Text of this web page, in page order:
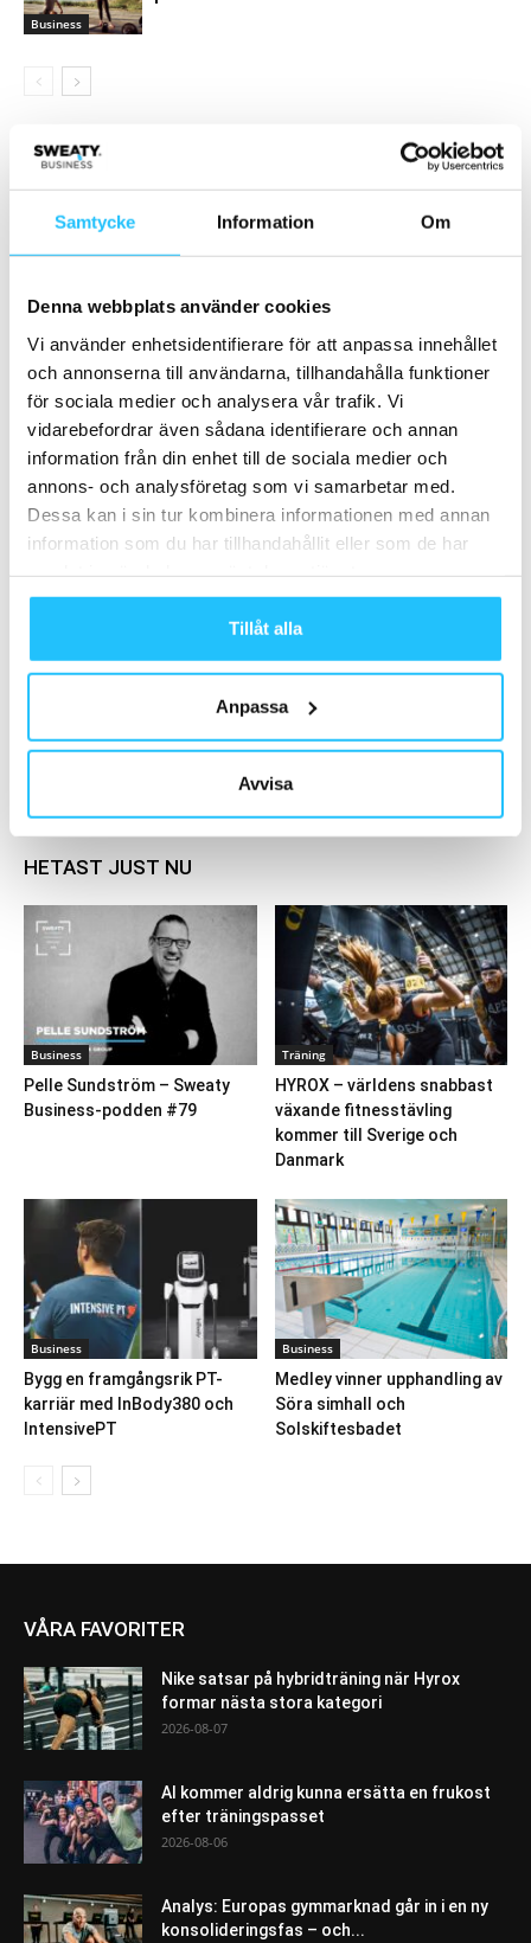
Samtycke Information Om
Denna webbplats använder cookies
Vi använder enhetsidentifierare för att anpassa innehållet
och annonserna till användarna, tillhandahålla funktioner
för sociala medier och analysera vår trafik. Vi
vidarebefordrar även sådana identifierare och annan
information från din enhet till de sociala medier och
annons- och analysföretag som vi samarbetar med.
Dessa kan i sin tur kombinera informationen med annan
information som du har tillhandahållit eller som de har
Tillåt alla
Anpassa
Avvisa
Business
Samarbete
Trainer Summit 25: Fortbildning, möten och
ny energi för Sveriges tränare
Nu är den äntligen här – InBody H20N!
2023-04-13
2023-10-18
Extra: Inspirationsdag med Zoezi och CMS
Sweden
Ladda fler
HETAST JUST NU
Business
Pelle Sundström – Sweaty
Business-podden #79
Träning
HYROX – världens snabbast
växande fitnesstävling
kommer till Sverige och
Danmark
Business
Bygg en framgångsrik PT-
karriär med InBody380 och
IntensivePT
Business
Medley vinner upphandling av
Söra simhall och
Solskiftesbadet
VÅRA FAVORITER
Nike satsar på hybridträning när Hyrox
formar nästa stora kategori
2026-08-07
AI kommer aldrig kunna ersätta en frukost
efter träningspasset
2026-08-06
Analys: Europas gymmarknad går in i en ny
konsolideringsfas – och...